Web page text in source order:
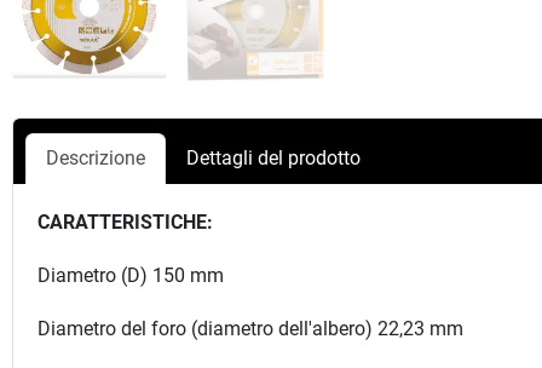
Descrizione Dettagli del prodotto
CARATTERISTICHE:
Diametro (D) 150 mm
Diametro del foro (diametro dell'albero) 22,23 mm